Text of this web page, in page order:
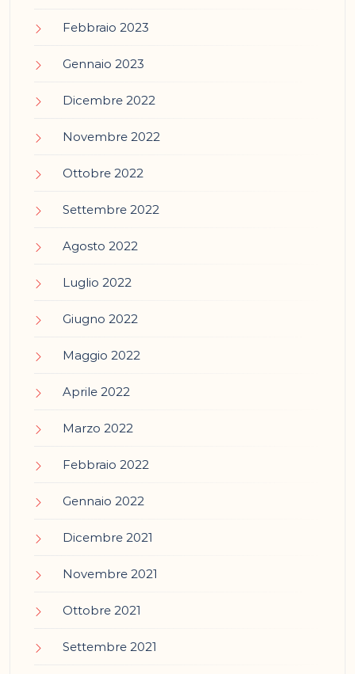
Febbraio 2023
Gennaio 2023
Dicembre 2022
Novembre 2022
Ottobre 2022
Settembre 2022
Agosto 2022
Luglio 2022
Giugno 2022
Maggio 2022
Aprile 2022
Marzo 2022
Febbraio 2022
Gennaio 2022
Dicembre 2021
Novembre 2021
Ottobre 2021
Settembre 2021